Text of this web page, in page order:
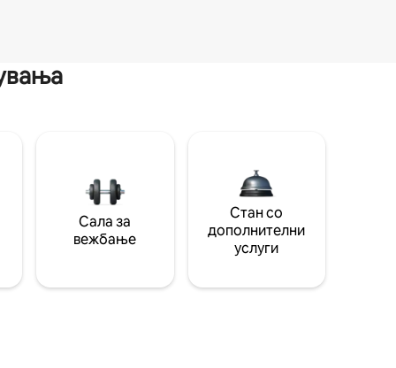
Сала за
вежбање
Стан со
дополнителни
услуги